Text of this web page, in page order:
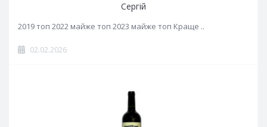
Сергій
2019 топ 2022 майже топ 2023 майже топ Краще ..
02.02.2026